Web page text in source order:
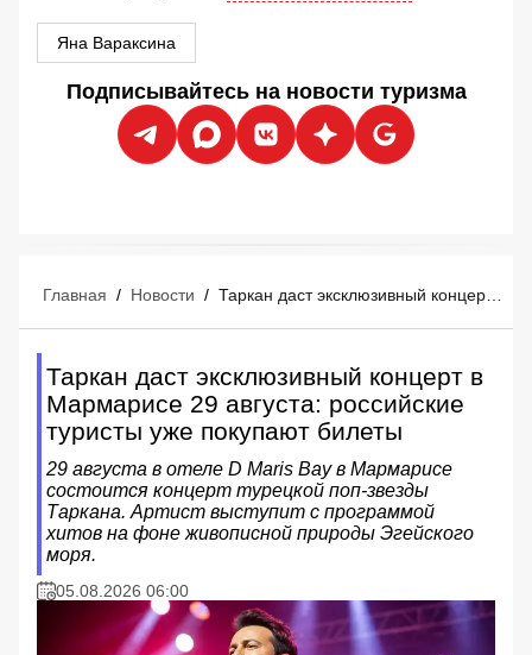
Яна Вараксина
Подписывайтесь на новости туризма
Главная / Новости /
Таркан даст эксклюзивный концерт в
Мармарисе 29 августа: российские
туристы уже покупают билеты
29 августа в отеле D Maris Bay в Мармарисе
состоится концерт турецкой поп-звезды
Таркана. Артист выступит с программой
хитов на фоне живописной природы Эгейского
моря.
05.08.2026 06:00